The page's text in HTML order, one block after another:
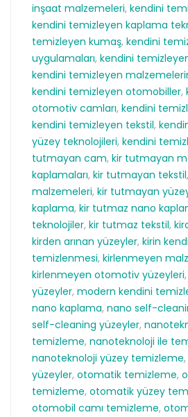
inşaat malzemeleri, kendini
kendini temizleyen kaplama
temizleyen kumaş, kendini
uygulamaları, kendini
kendini temizleyen
kendini temizleyen otomobiller,
otomotiv camları, kendini
kendini temizleyen tekstil,
yüzey teknolojileri, kendini
tutmayan cam, kir tutmayan
kaplamaları, kir tutmayan tekstil,
malzemeleri, kir tutmayan
kaplama, kir tutmaz nano
teknolojiler, kir tutmaz tekstil,
kirden arınan yüzeyler, kirin
temizlenmesi, kirlenmeyen
kirlenmeyen otomotiv yüzeyleri,
yüzeyler, modern kendini
nano kaplama, nano self-
self-cleaning yüzeyler,
temizleme, nanoteknoloji ile
nanoteknoloji yüzey temizleme,
yüzeyler, otomatik temizleme,
temizleme, otomatik yüzey
otomobil camı temizleme,